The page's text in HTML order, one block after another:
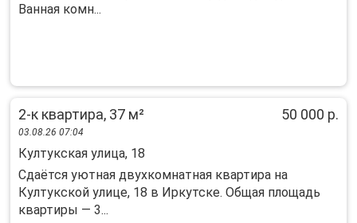
Baнная комн...
2-к квартира, 37 м² 50 000 р.
03.08.26 07:04
Култукская улица, 18
Сдаётся уютная двухкомнатная квартира на
Култукской улице, 18 в Иркутске. Общая площадь
квартиры — 3...